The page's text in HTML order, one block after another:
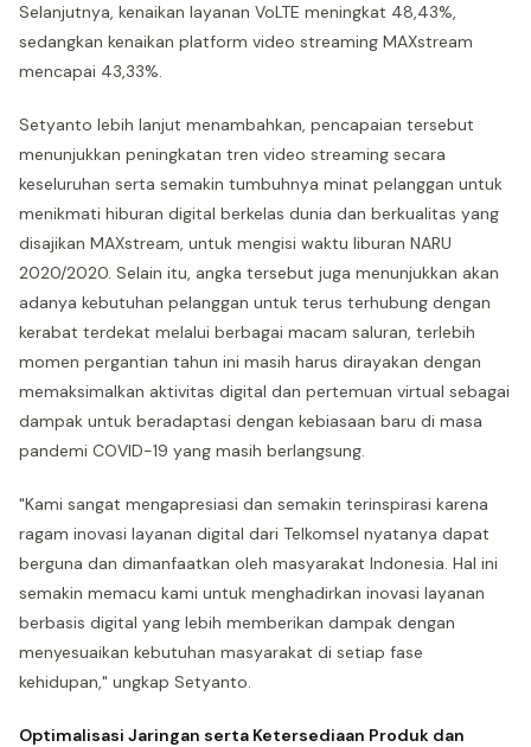
Selanjutnya, kenaikan layanan VoLTE meningkat 48,43%,
sedangkan kenaikan platform video streaming MAXstream
mencapai 43,33%.
Setyanto lebih lanjut menambahkan, pencapaian tersebut
menunjukkan peningkatan tren video streaming secara
keseluruhan serta semakin tumbuhnya minat pelanggan untuk
menikmati hiburan digital berkelas dunia dan berkualitas yang
disajikan MAXstream, untuk mengisi waktu liburan NARU
2020/2020. Selain itu, angka tersebut juga menunjukkan akan
adanya kebutuhan pelanggan untuk terus terhubung dengan
kerabat terdekat melalui berbagai macam saluran, terlebih
momen pergantian tahun ini masih harus dirayakan dengan
memaksimalkan aktivitas digital dan pertemuan virtual sebagai
dampak untuk beradaptasi dengan kebiasaan baru di masa
pandemi COVID-19 yang masih berlangsung.
"Kami sangat mengapresiasi dan semakin terinspirasi karena
ragam inovasi layanan digital dari Telkomsel nyatanya dapat
berguna dan dimanfaatkan oleh masyarakat Indonesia. Hal ini
semakin memacu kami untuk menghadirkan inovasi layanan
berbasis digital yang lebih memberikan dampak dengan
menyesuaikan kebutuhan masyarakat di setiap fase
kehidupan," ungkap Setyanto.
Optimalisasi Jaringan serta Ketersediaan Produk dan